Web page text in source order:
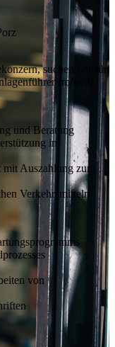
suchen wir für
(m/w/d).
und Beratung
im
Auszahlung zum
Verkehrsmitteln
von